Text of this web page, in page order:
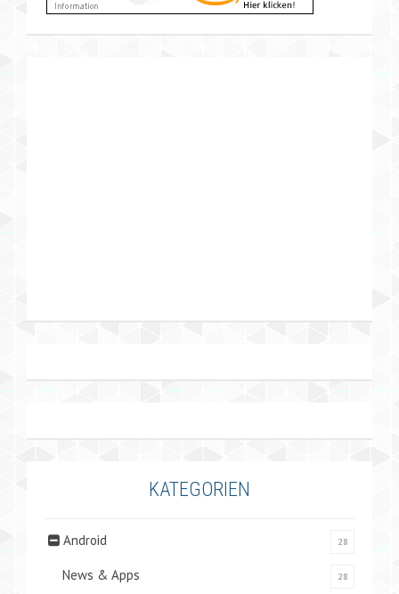
KATEGORIEN
Android 28
News & Apps 28